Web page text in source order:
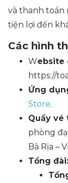
và thanh toán
tiện lợi đến
Các hình
Website
https://
Ứng
Store.
Quầy vé
phòng
Bà Rịa –
Tổng đài: